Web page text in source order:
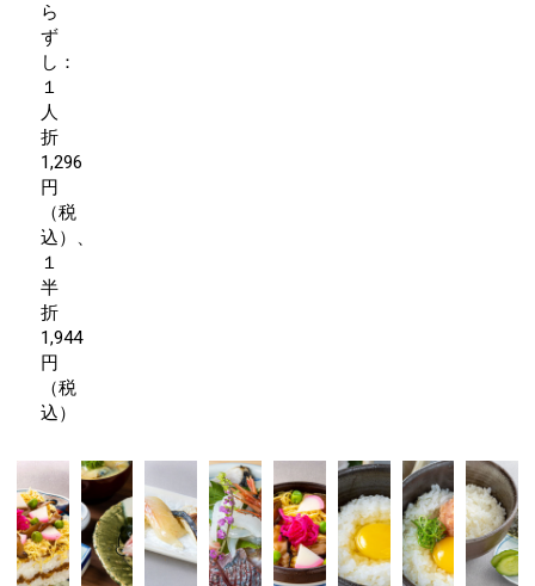
ら
ず
し：
１
人
折
1,296
円
（税
込）、
１
半
折
1,944
円
（税
込）